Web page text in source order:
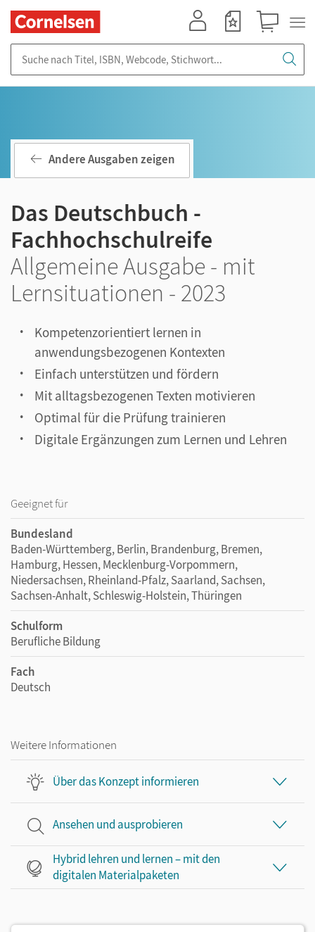
Andere Ausgaben zeigen
Das Deutschbuch -
Fachhochschulreife
Allgemeine Ausgabe - mit
Lernsituationen - 2023
Kompetenzorientiert lernen in
anwendungsbezogenen Kontexten
Einfach unterstützen und fördern
Mit alltagsbezogenen Texten motivieren
Optimal für die Prüfung trainieren
Digitale Ergänzungen zum Lernen und Lehren
Geeignet für
Bundesland
Baden-Württemberg, Berlin, Brandenburg, Bremen,
Hamburg, Hessen, Mecklenburg-Vorpommern,
Niedersachsen, Rheinland-Pfalz, Saarland, Sachsen,
Sachsen-Anhalt, Schleswig-Holstein, Thüringen
Schulform
Berufliche Bildung
Fach
Deutsch
Weitere Informationen
Über das Konzept informieren
Ansehen und ausprobieren
Hybrid lehren und lernen – mit den
digitalen Materialpaketen